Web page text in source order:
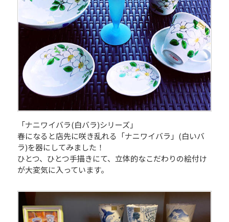
「ナニワイバラ(白バラ)シリーズ」
春になると店先に咲き乱れる「ナニワイバラ」(白いバ
ラ)を器にしてみました！
ひとつ、ひとつ手描きにて、立体的なこだわりの絵付け
が大変気に入っています。